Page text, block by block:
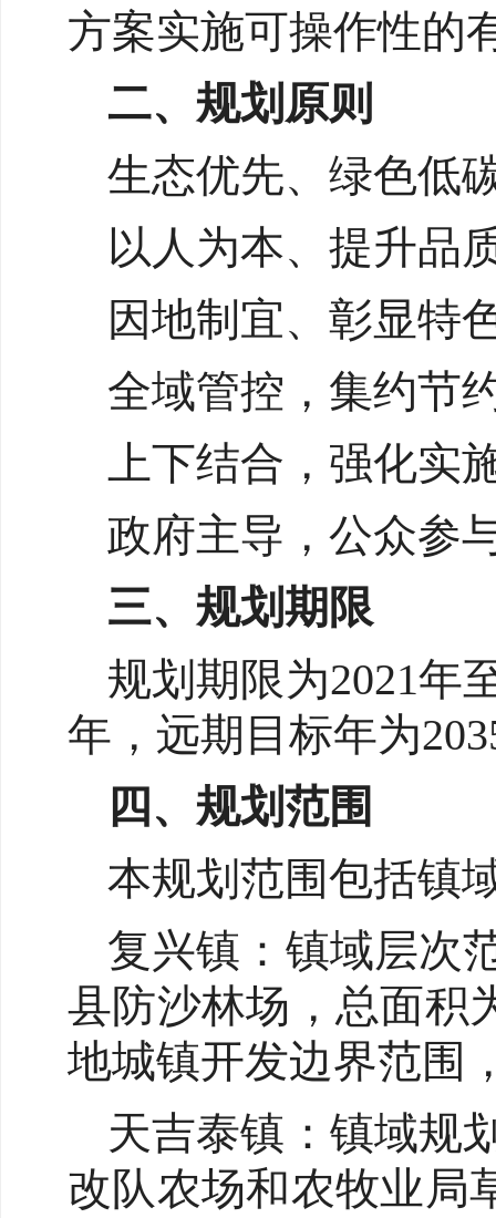
方案实施可操作性的
二、规划原则
生态优先、绿色低
以人为本、提升品
因地制宜、彰显特
全域管控，集约节
上下结合，强化实
政府主导，公众参
三、规划期限
规划期限为2021年
年，远期目标年为
四、规划范围
本规划范围包括镇
复兴镇：镇域层次
县防沙林场，总面积
地城镇开发边界范围
天吉泰镇：镇域规
改队农场和农牧业局